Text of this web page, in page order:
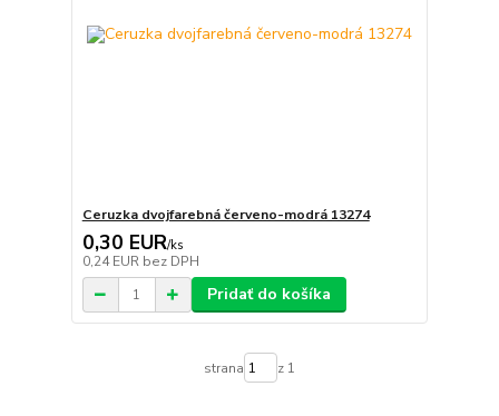
Ceruzka dvojfarebná červeno-modrá 13274
0,30 EUR/ks
0,24 EUR bez DPH
Pridať do košíka
strana z 1